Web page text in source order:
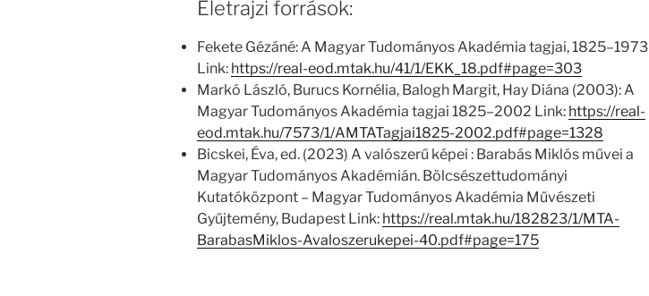
Életrajzi források:
Fekete Gézáné: A Magyar Tudományos Akadémia tagjai, 1825–1973
Link: https://real-eod.mtak.hu/41/1/EKK_18.pdf#page=303
Markó László, Burucs Kornélia, Balogh Margit, Hay Diána (2003): A
Magyar Tudományos Akadémia tagjai 1825–2002 Link: https://real-
eod.mtak.hu/7573/1/AMTATagjai1825-2002.pdf#page=1328
Bicskei, Éva, ed. (2023) A valószerű képei : Barabás Miklós művei a
Magyar Tudományos Akadémián. Bölcsészettudományi
Kutatóközpont – Magyar Tudományos Akadémia Művészeti
Gyűjtemény, Budapest Link: https://real.mtak.hu/182823/1/MTA-
BarabasMiklos-Avaloszerukepei-40.pdf#page=175